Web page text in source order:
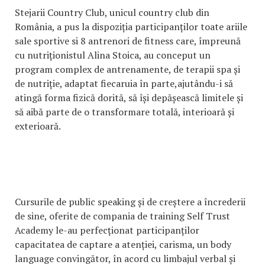
Stejarii Country Club, unicul country club din
România, a pus la dispoziția participanților toate ariile
sale sportive si 8 antrenori de fitness care, împreună
cu nutriționistul Alina Stoica, au conceput un
program complex de antrenamente, de terapii spa și
de nutriție, adaptat fiecaruia în parte,ajutându-i să
atingă forma fizică dorită, să își depășească limitele și
să aibă parte de o transformare totală, interioară și
exterioară.
Cursurile de public speaking și de creștere a încrederii
de sine, oferite de compania de training Self Trust
Academy le-au perfecționat participanților
capacitatea de captare a atenției, carisma, un body
language convingător, în acord cu limbajul verbal și